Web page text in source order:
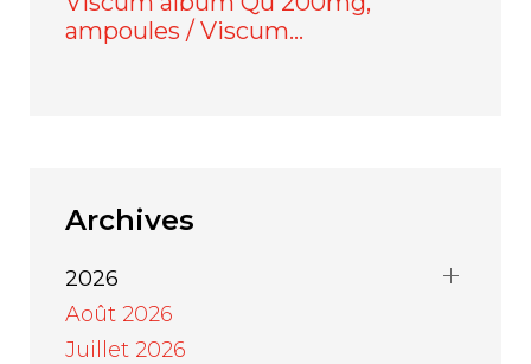
ampoules / Viscum…
Archives
2026
Août 2026
Juillet 2026